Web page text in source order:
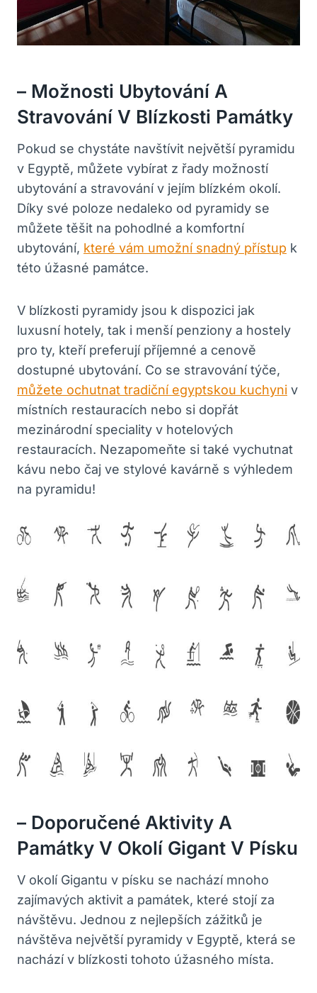
– Možnosti Ubytování A
Stravování V Blízkosti Památky
Pokud se chystáte navštívit největší pyramidu
v Egyptě, můžete vybírat z řady možností
ubytování a stravování v jejím blízkém okolí.
Díky své poloze nedaleko od pyramidy se
můžete těšit na pohodlné a komfortní
ubytování, které vám umožní snadný přístup k
této úžasné památce.
V blízkosti pyramidy jsou k dispozici jak
luxusní hotely, tak i menší penziony a hostely
pro ty, kteří preferují příjemné a cenově
dostupné ubytování. Co se stravování týče,
můžete ochutnat tradiční egyptskou kuchyni v
místních restauracích nebo si dopřát
mezinárodní speciality v hotelových
restauracích. Nezapomeňte si také vychutnat
kávu nebo čaj ve stylové kavárně s výhledem
na pyramidu!
– Doporučené Aktivity A
Památky V Okolí Gigant V Písku
V okolí Gigantu v písku se nachází mnoho
zajímavých aktivit a památek, které stojí za
návštěvu. Jednou z nejlepších zážitků je
návštěva největší pyramidy v Egyptě, která se
nachází v blízkosti tohoto úžasného místa.